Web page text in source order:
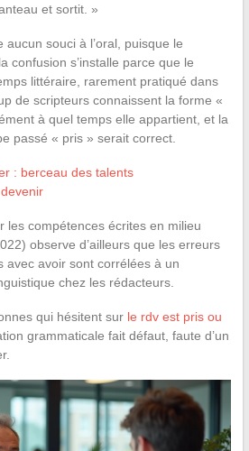
et sortit. »
souci à l’oral, puisque le
confusion s’installe parce que le
littéraire, rarement pratiqué dans
de scripteurs connaissent la forme «
à quel temps elle appartient, et la
passé « pris » serait correct.
: berceau des talents
les compétences écrites en milieu
observe d’ailleurs que les erreurs
avec avoir sont corrélées à un
chez les rédacteurs.
qui hésitent sur le rdv est pris ou
grammaticale fait défaut, faute d’un